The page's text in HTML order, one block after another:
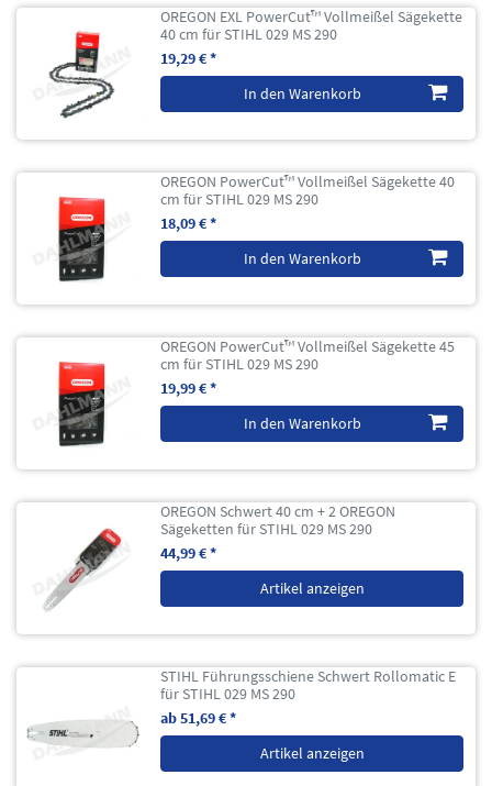
OREGON EXL PowerCut™ Vollmeißel Sägekette
40 cm für STIHL 029 MS 290
19,29 € *
In den Warenkorb
OREGON PowerCut™ Vollmeißel Sägekette 40
cm für STIHL 029 MS 290
18,09 € *
In den Warenkorb
OREGON PowerCut™ Vollmeißel Sägekette 45
cm für STIHL 029 MS 290
19,99 € *
In den Warenkorb
OREGON Schwert 40 cm + 2 OREGON
Sägeketten für STIHL 029 MS 290
44,99 € *
Artikel anzeigen
STIHL Führungsschiene Schwert Rollomatic E
für STIHL 029 MS 290
ab 51,69 € *
Artikel anzeigen